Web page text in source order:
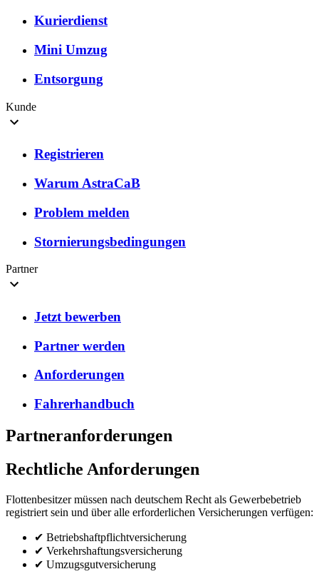
Kurierdienst
Mini Umzug
Entsorgung
Kunde
Registrieren
Warum AstraCaB
Problem melden
Stornierungsbedingungen
Partner
Jetzt bewerben
Partner werden
Anforderungen
Fahrerhandbuch
Partneranforderungen
Rechtliche Anforderungen
Flottenbesitzer müssen nach deutschem Recht als Gewerbebetrieb
registriert sein und über alle erforderlichen Versicherungen verfügen:
✔ Betriebshaftpflichtversicherung
✔ Verkehrshaftungsversicherung
✔ Umzugsgutversicherung